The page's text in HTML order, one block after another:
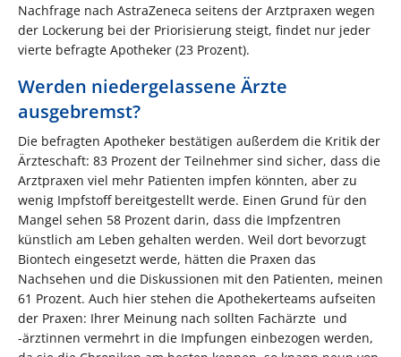
Nachfrage nach AstraZeneca seitens der Arztpraxen wegen
der Lockerung bei der Priorisierung steigt, findet nur jeder
vierte befragte Apotheker (23 Prozent).
Werden niedergelassene Ärzte
ausgebremst?
Die befragten Apotheker bestätigen außerdem die Kritik der
Ärzteschaft: 83 Prozent der Teilnehmer sind sicher, dass die
Arztpraxen viel mehr Patienten impfen könnten, aber zu
wenig Impfstoff bereitgestellt werde. Einen Grund für den
Mangel sehen 58 Prozent darin, dass die Impfzentren
künstlich am Leben gehalten werden. Weil dort bevorzugt
Biontech eingesetzt werde, hätten die Praxen das
Nachsehen und die Diskussionen mit den Patienten, meinen
61 Prozent. Auch hier stehen die Apothekerteams aufseiten
der Praxen: Ihrer Meinung nach sollten Fachärzte und
-ärztinnen vermehrt in die Impfungen einbezogen werden,